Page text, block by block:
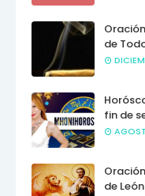
de
fin de
de